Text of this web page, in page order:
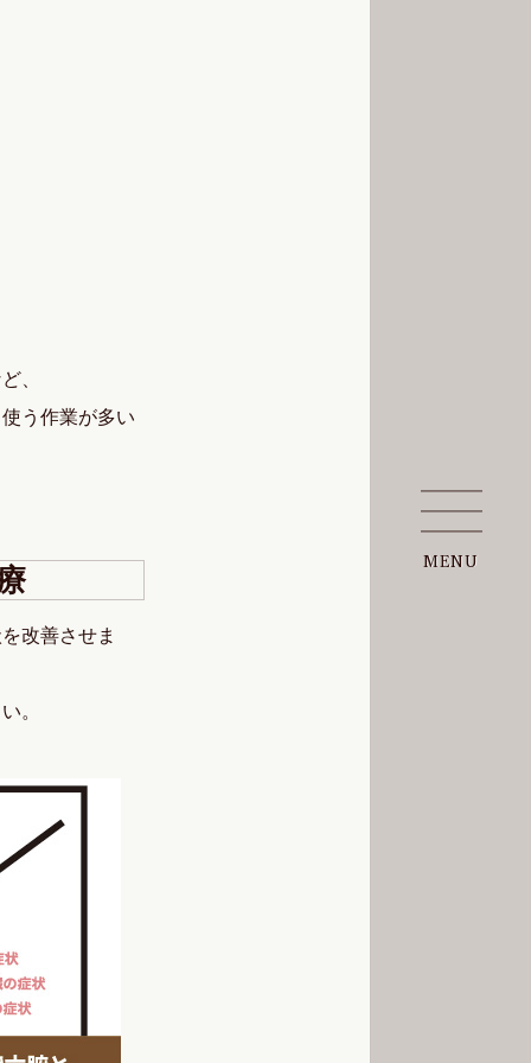
MENU
、
う作業が多い
改善させま
。